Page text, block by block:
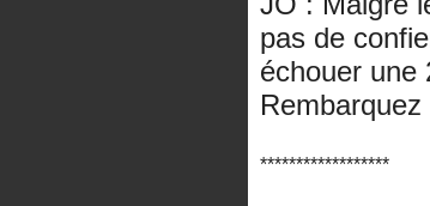
pas de
échouer une
******************